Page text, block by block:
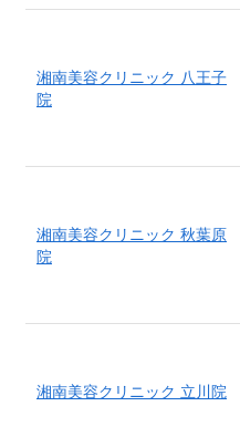
湘南美容クリニック 八王子
院
湘南美容クリニック 秋葉原
院
湘南美容クリニック 立川院